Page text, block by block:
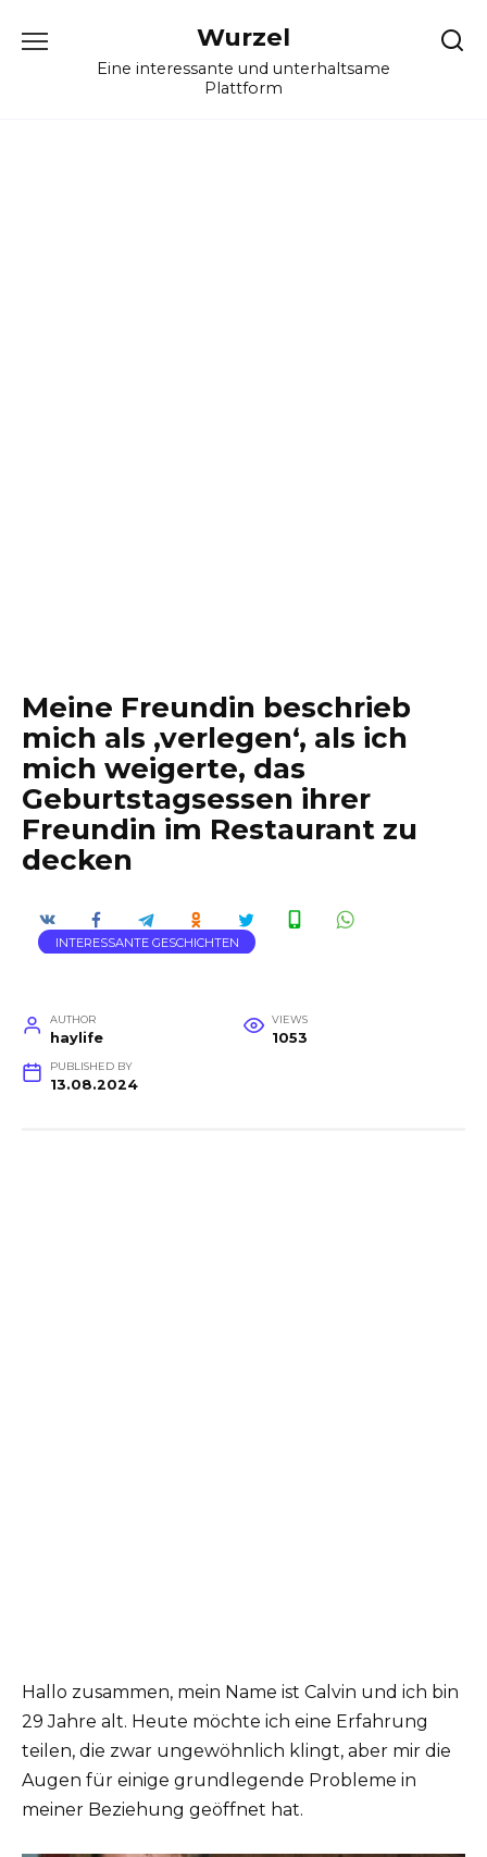
Wurzel
Eine interessante und unterhaltsame
Plattform
Meine Freundin beschrieb
mich als ‚verlegen‘, als ich
mich weigerte, das
Geburtstagsessen ihrer
Freundin im Restaurant zu
decken
INTERESSANTE GESCHICHTEN
AUTHOR
haylife
VIEWS
1053
PUBLISHED BY
13.08.2024
Hallo zusammen, mein Name ist Calvin und ich bin
29 Jahre alt. Heute möchte ich eine Erfahrung
teilen, die zwar ungewöhnlich klingt, aber mir die
Augen für einige grundlegende Probleme in
meiner Beziehung geöffnet hat.